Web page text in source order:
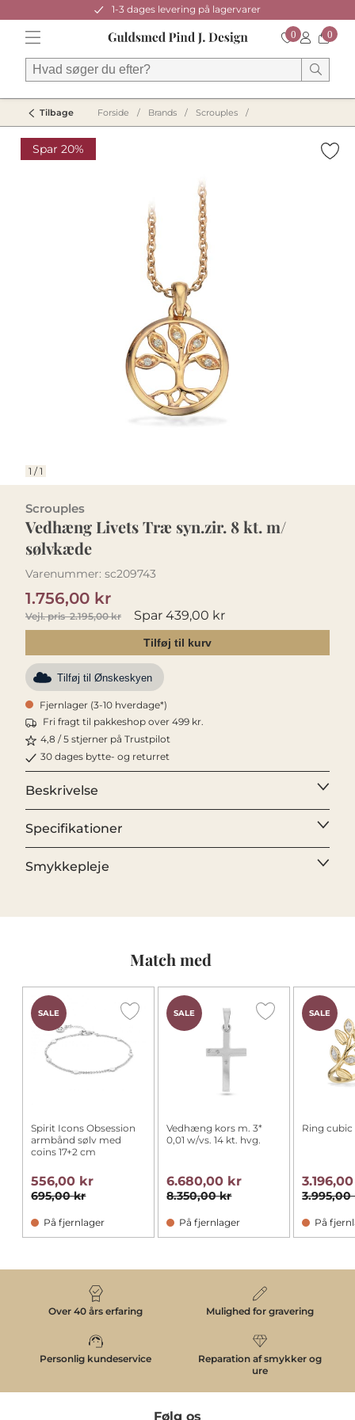
1-3 dages levering på lagervarer
0 0
Tilbage Forside / Brands / Scrouples /
Spar 20%
1 /1
Scrouples
Vedhæng Livets Træ syn.zir. 8 kt. m/
sølvkæde
Varenummer: sc209743
Vejl. pris2.195,00 kr Spar 439,00 kr
1.756,00 kr
Tilføj til kurv
Tilføj til Ønskeskyen
Fjernlager (3-10 hverdage*)
Fri fragt til pakkeshop over 499 kr.
4,8 / 5 stjerner på Trustpilot
30 dages bytte- og returret
Beskrivelse
Specifikationer
Smykkepleje
Match med
SALE
Spirit Icons Obsession
armbånd sølv med
coins 17+2 cm
695,00 kr
556,00 kr
På fjernlager
SALE
Vedhæng kors m. 3*
0,01 w/vs. 14 kt. hvg.
8.350,00 kr
6.680,00 kr
På fjernlager
SALE
Ring cubic
3.995,00
På
Over 40 års erfaring Mulighed for gravering
Personlig kundeservice
Reparation af smykker og
ure
Følg os